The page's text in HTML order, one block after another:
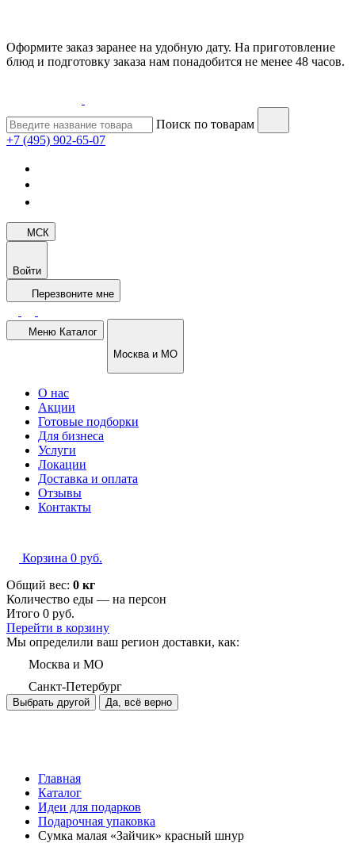
Оформите заказ заранее на удобную дату. На приготовление
блюд и подготовку заказа нам понадобится не менее 48 часов.
Поиск по товарам
+7 (495) 902-65-07
МСК
Войти
Перезвоните мне
Меню Каталог
Москва и МО
О нас
Акции
Готовые подборки
Для бизнеса
Услуги
Локации
Доставка и оплата
Отзывы
Контакты
Корзина 0 руб.
Общий вес: 0 кг
Количество еды — на персон
Итого 0 руб.
Перейти в корзину
Мы определили ваш регион доставки, как:
Москва и МО
Санкт-Петербург
Выбрать другой Да, всё верно
Главная
Каталог
Идеи для подарков
Подарочная упаковка
Сумка малая «Зайчик» красный шнур